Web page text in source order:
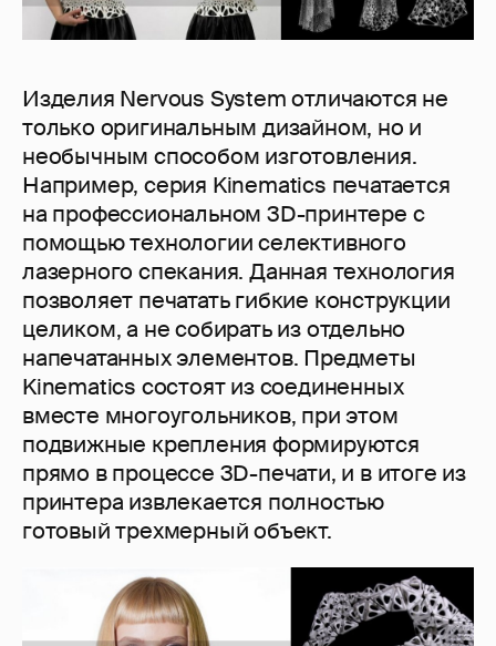
Изделия Nervous System отличаются не
только оригинальным дизайном, но и
необычным способом изготовления.
Например, серия Kinematics печатается
на профессиональном 3D-принтере с
помощью технологии селективного
лазерного спекания. Данная технология
позволяет печатать гибкие конструкции
целиком, а не собирать из отдельно
напечатанных элементов. Предметы
Kinematics состоят из соединенных
вместе многоугольников, при этом
подвижные крепления формируются
прямо в процессе 3D-печати, и в итоге из
принтера извлекается полностью
готовый трехмерный объект.